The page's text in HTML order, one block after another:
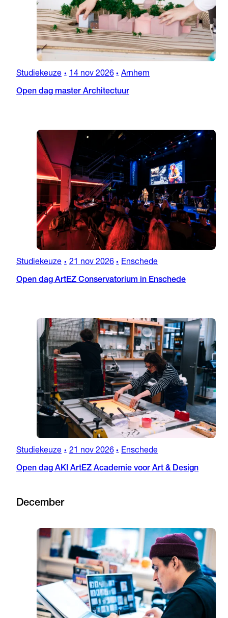
Studiekeuze • 14 nov 2026 • Arnhem
Open dag master Architectuur
Studiekeuze • 21 nov 2026 • Enschede
Open dag ArtEZ Conservatorium in Enschede
Studiekeuze • 21 nov 2026 • Enschede
Open dag AKI ArtEZ Academie voor Art & Design
December